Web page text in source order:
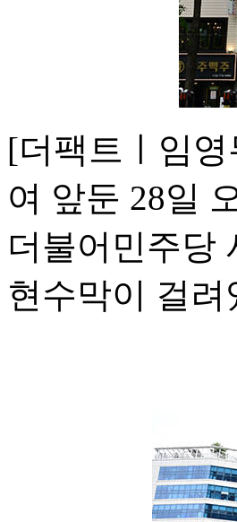
[더팩트ㅣ임
여 앞둔 28일
더불어민주당
현수막이 걸려